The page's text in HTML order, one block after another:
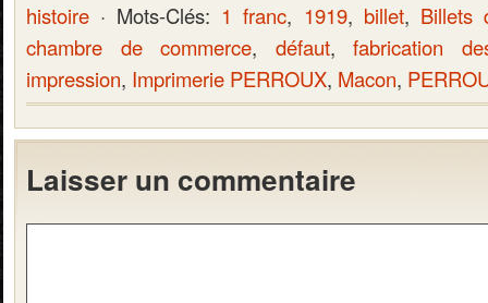
histoire · Mots-Clés: 1 franc, 1919, billet, Billets
chambre de commerce, défaut,fabrication
impression, Imprimerie PERROUX, Macon,
Laisser un commentaire